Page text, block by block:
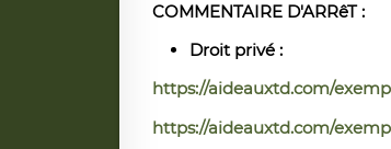
COMMENTAIRE D'ARRêT :
Droit privé :
https://aideauxtd.com/
https://aideauxtd.com/